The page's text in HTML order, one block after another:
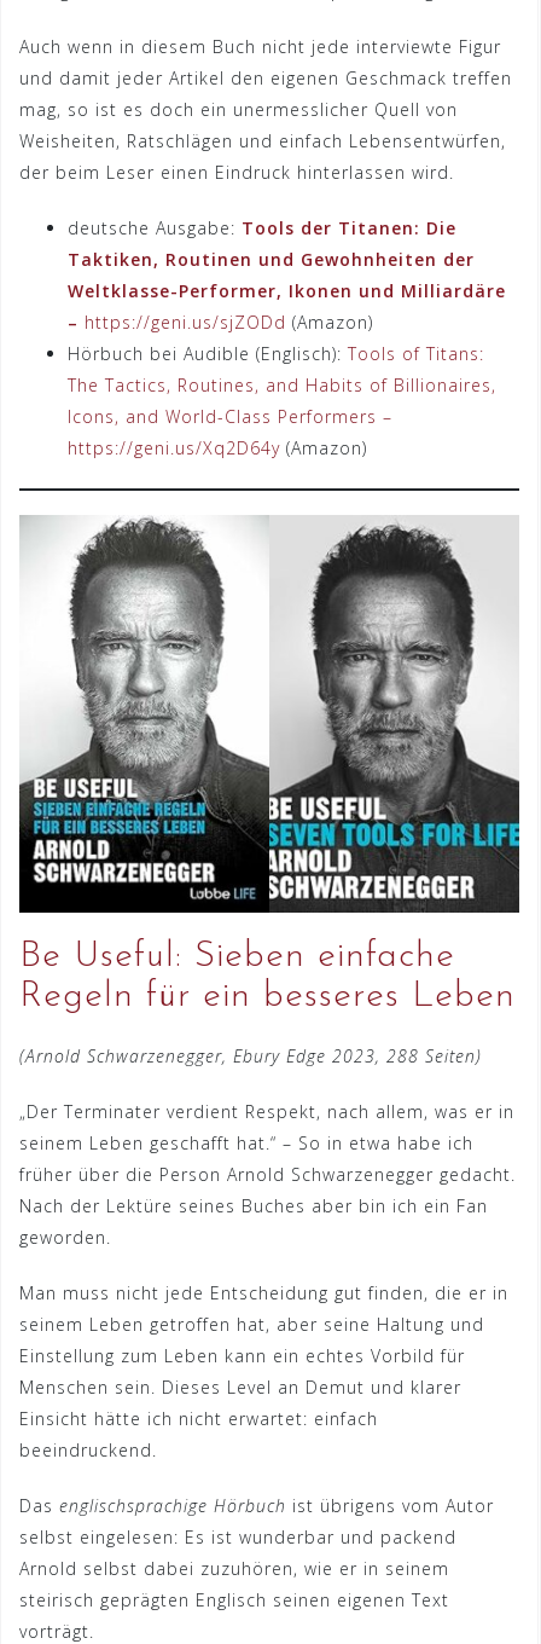
Auch wenn in diesem Buch nicht jede interviewte Figur
und damit jeder Artikel den eigenen Geschmack treffen
mag, so ist es doch ein unermesslicher Quell von
Weisheiten, Ratschlägen und einfach Lebensentwürfen,
der beim Leser einen Eindruck hinterlassen wird.
deutsche Ausgabe: Tools der Titanen: Die
Taktiken, Routinen und Gewohnheiten der
Weltklasse-Performer, Ikonen und Milliardäre
– https://geni.us/sjZODd (Amazon)
Hörbuch bei Audible (Englisch): Tools of Titans:
The Tactics, Routines, and Habits of Billionaires,
Icons, and World-Class Performers –
https://geni.us/Xq2D64y (Amazon)
Be Useful: Sieben einfache
Regeln für ein besseres Leben
(Arnold Schwarzenegger, Ebury Edge 2023, 288 Seiten)
„Der Terminater verdient Respekt, nach allem, was er in
seinem Leben geschafft hat.“ – So in etwa habe ich
früher über die Person Arnold Schwarzenegger gedacht.
Nach der Lektüre seines Buches aber bin ich ein Fan
geworden.
Man muss nicht jede Entscheidung gut finden, die er in
seinem Leben getroffen hat, aber seine Haltung und
Einstellung zum Leben kann ein echtes Vorbild für
Menschen sein. Dieses Level an Demut und klarer
Einsicht hätte ich nicht erwartet: einfach
beeindruckend.
Das englischsprachige Hörbuch ist übrigens vom Autor
selbst eingelesen: Es ist wunderbar und packend
Arnold selbst dabei zuzuhören, wie er in seinem
steirisch geprägten Englisch seinen eigenen Text
vorträgt.